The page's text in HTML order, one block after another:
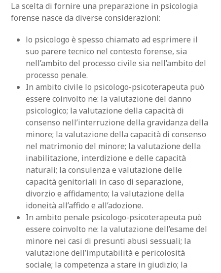
La scelta di fornire una preparazione in psicologia
forense nasce da diverse considerazioni:
lo psicologo è spesso chiamato ad esprimere il
suo parere tecnico nel contesto forense, sia
nell’ambito del processo civile sia nell’ambito del
processo penale.
In ambito civile lo psicologo-psicoterapeuta può
essere coinvolto ne: la valutazione del danno
psicologico; la valutazione della capacità di
consenso nell’interruzione della gravidanza della
minore; la valutazione della capacità di consenso
nel matrimonio del minore; la valutazione della
inabilitazione, interdizione e delle capacità
naturali; la consulenza e valutazione delle
capacità genitoriali in caso di separazione,
divorzio e affidamento; la valutazione della
idoneità all’affido e all’adozione.
In ambito penale psicologo-psicoterapeuta può
essere coinvolto ne: la valutazione dell’esame del
minore nei casi di presunti abusi sessuali; la
valutazione dell’imputabilità e pericolosità
sociale; la competenza a stare in giudizio; la